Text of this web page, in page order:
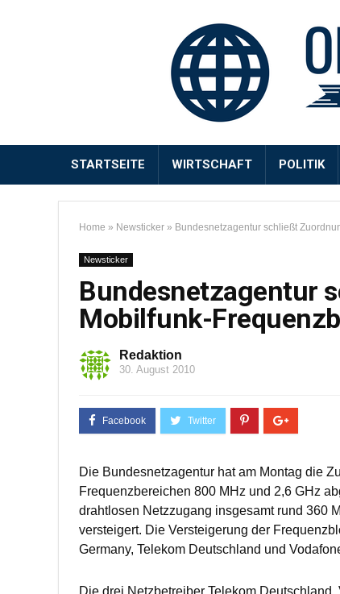
STARTSEITE WIRTSCHAFT POLITIK
Home » Newsticker » Bundesnetzagentur schließt
Newsticker
Bundesnetzagentur
Mobilfunk-
Redaktion
30. August 2010
Die Bundesnetzagentur hat am Montag die
Frequenzbereichen 800 MHz und 2,6 GHz
drahtlosen Netzzugang insgesamt rund 360
versteigert. Die Versteigerung der
Germany, Telekom Deutschland und
Die drei Netzbetreiber Telekom